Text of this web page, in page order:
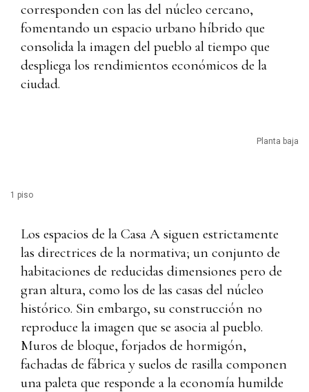
corresponden con las del núcleo cercano,
fomentando un espacio urbano híbrido que
consolida la imagen del pueblo al tiempo que
despliega los rendimientos económicos de la
ciudad.
Planta baja
1 piso
Los espacios de la Casa A siguen estrictamente
las directrices de la normativa; un conjunto de
habitaciones de reducidas dimensiones pero de
gran altura, como los de las casas del núcleo
histórico. Sin embargo, su construcción no
reproduce la imagen que se asocia al pueblo.
Muros de bloque, forjados de hormigón,
fachadas de fábrica y suelos de rasilla componen
una paleta que responde a la economía humilde